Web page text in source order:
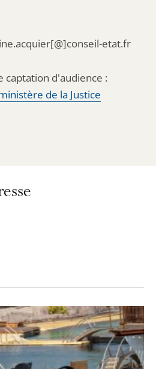
etat.fr
captation d'audience :
de la Justice